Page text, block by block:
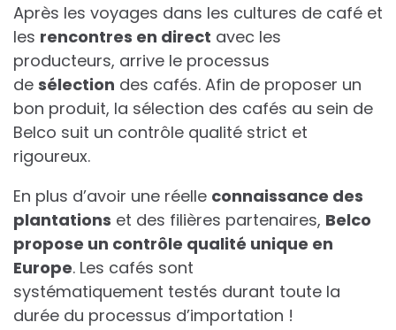
Après les voyages dans les cultures de café et
les rencontres en direct avec les
producteurs, arrive le processus
de sélection des cafés. Afin de proposer un
bon produit, la sélection des cafés au sein de
Belco suit un contrôle qualité strict et
rigoureux.
En plus d’avoir une réelle connaissance des
plantations et des filières partenaires, Belco
propose un contrôle qualité unique en
Europe. Les cafés sont
systématiquement testés durant toute la
durée du processus d’importation !